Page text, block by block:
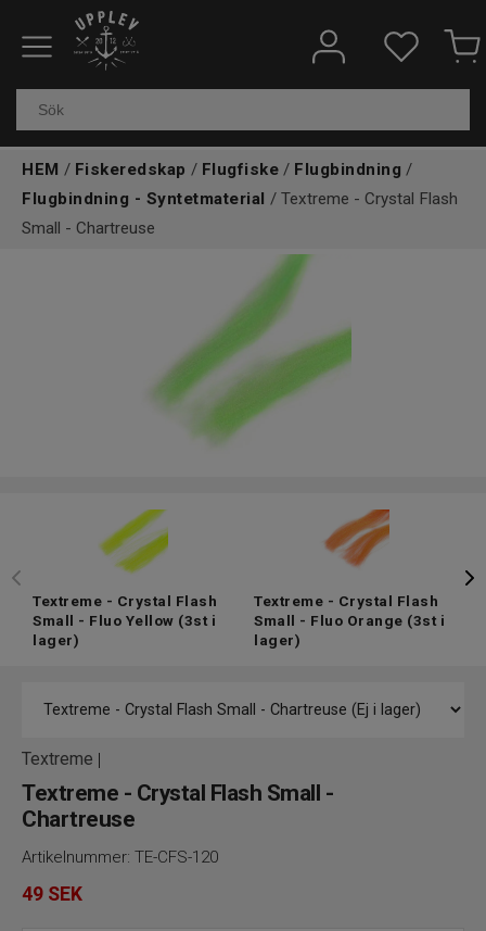
Fiskeredskap
Kläder & skor
HEM / Fiskeredskap / Flugfiske / Flugbindning /
Flugbindning - Syntetmaterial / Textreme - Crystal Flash
Small - Chartreuse
Textreme - Crystal Flash
Small - Fluo Yellow (3st i
lager)
Textreme - Crystal Flash
Small - Fluo Orange (3st i
lager)
Textreme |
Textreme - Crystal Flash Small -
Chartreuse
Artikelnummer: TE-CFS-120
49 SEK